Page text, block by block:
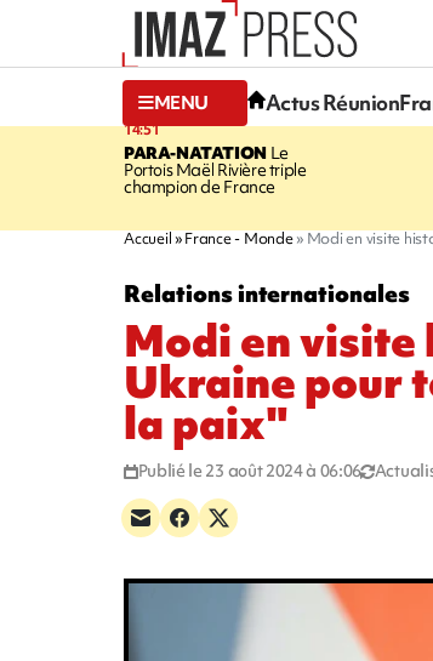
MENU Actus Réunion
14:51
PARA-NATATIONLe
Portois Maël Rivière triple
champion de France
Accueil France - Monde Modi en visite
Relations internationales
Modi en visite
Ukraine pour
la paix"
Publié le 23 août 2024 à 06:06